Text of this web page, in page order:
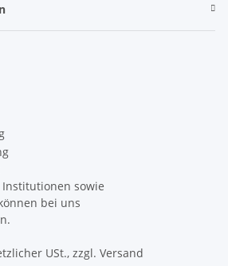
sowie
bei uns
USt., zzgl. Versand